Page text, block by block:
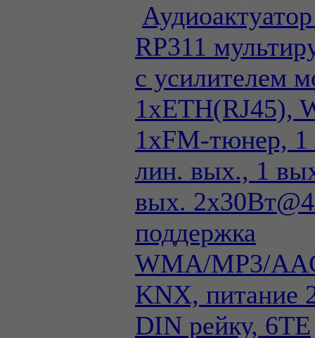
RP311
с усилителем
1xETH(RJ45),
1хFM-тюнер, 1
лин. вых., 1
вых.
поддержка
WMA/MP3/
KNX, питание
DIN рейку, 6TE